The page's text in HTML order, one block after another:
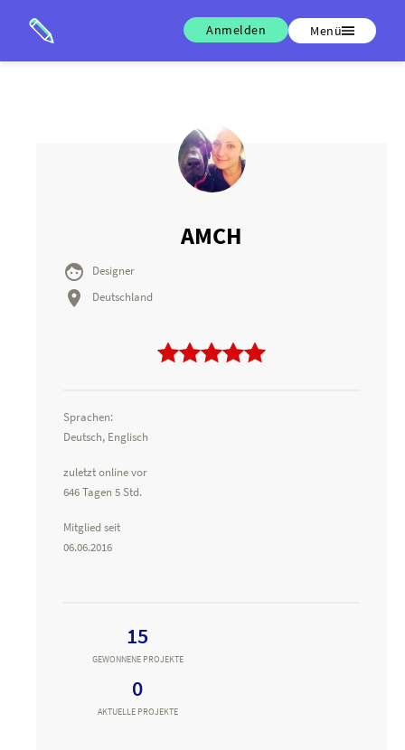
Anmelden Menü
AMCH
 Designer
 Deutschland
Sprachen:
Deutsch, Englisch
zuletzt online vor
646 Tagen 5 Std.
Mitglied seit
06.06.2016
15
GEWONNENE PROJEKTE
0
AKTUELLE PROJEKTE